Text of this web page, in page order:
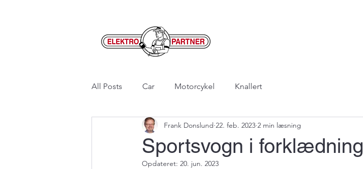
All Posts Car Motorcykel Knallert
Sportsvogn i forklædning
Frank Donslund 22. feb. 2023 2 min læsning
Opdateret: 20. jun. 2023